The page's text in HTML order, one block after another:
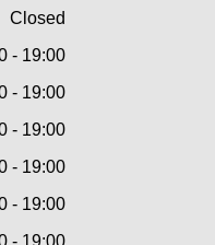
Closed
- 19:00
- 19:00
- 19:00
- 19:00
- 19:00